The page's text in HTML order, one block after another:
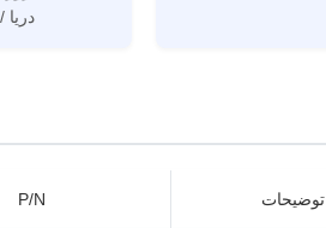
دریا
توضیحات P/N